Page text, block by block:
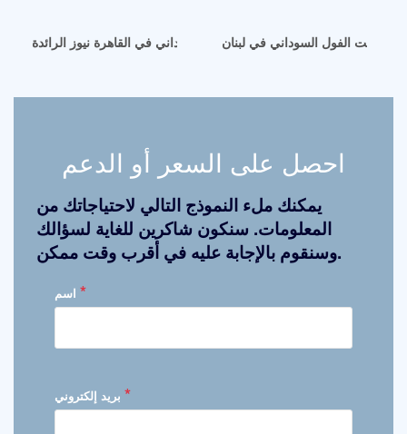
ماكينة طحن زيت الفول السوداني في القاهرة نيوز الرائدة
زيت الفول السوداني في لبنان
احصل على السعر أو الدعم
يمكنك ملء النموذج التالي لاحتياجاتك من
المعلومات. سنكون شاكرين للغاية لسؤالك
وسنقوم بالإجابة عليه في أقرب وقت ممكن.
*
*